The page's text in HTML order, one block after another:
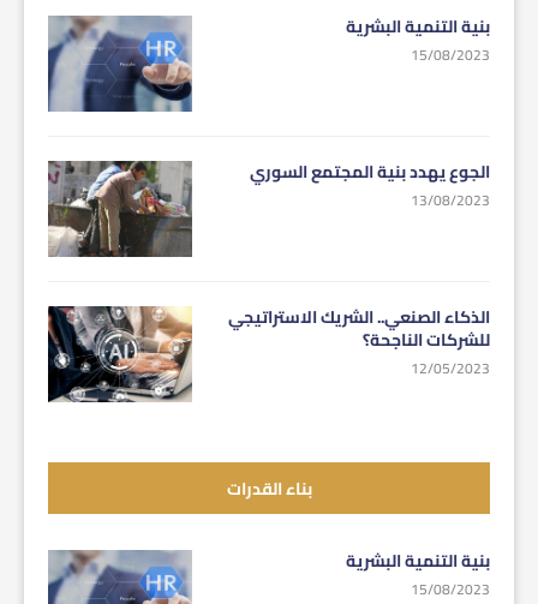
بنية التنمية البشرية
15/08/2023
الجوع يهدد بنية المجتمع السوري
13/08/2023
الذكاء الصنعي.. الشريك الاستراتيجي
للشركات الناجحة؟
12/05/2023
بناء القدرات
بنية التنمية البشرية
15/08/2023